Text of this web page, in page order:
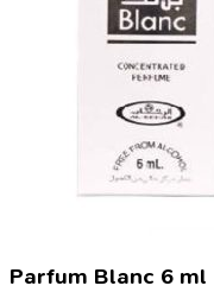
Parfum Blanc 6 ml